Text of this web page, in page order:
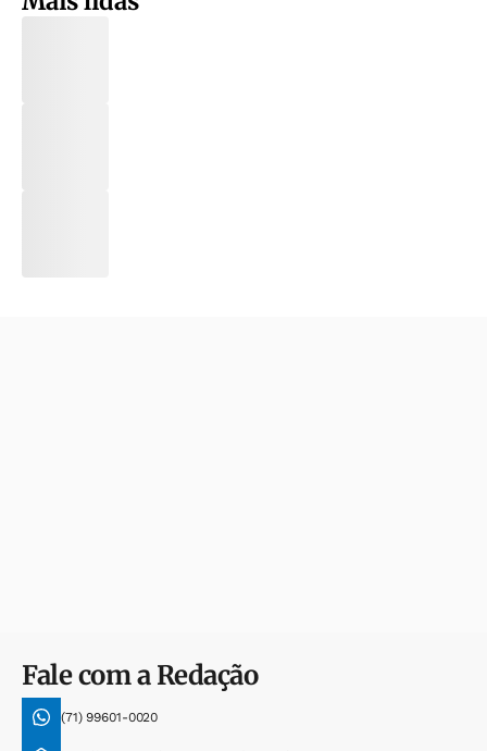
Fale com a Redação
(71) 99601-0020